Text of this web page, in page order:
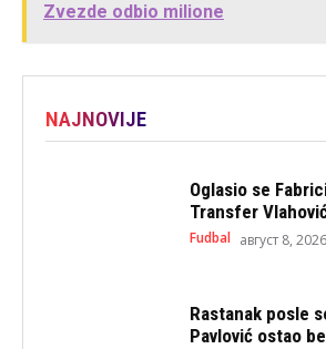
Zvezde odbio milione
NAJNOVIJE
Oglasio se
Transfer
Fudbal август 8, 2026
Rastanak posle
Pavlović ostao